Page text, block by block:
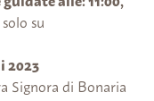
su
2023
Signora di Bonaria